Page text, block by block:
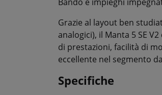
Grazie al layout ben
analogici), il Manta 5 SE
di prestazioni, facilità di
eccellente nel segmento
Specifiche